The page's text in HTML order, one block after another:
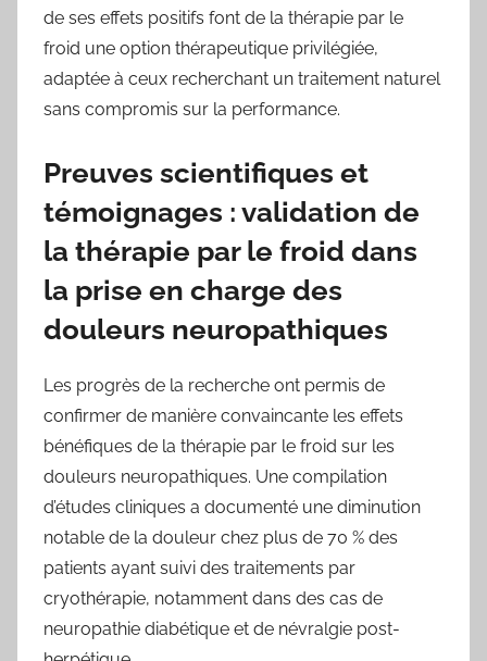
de ses effets positifs font de la thérapie par le
froid une option thérapeutique privilégiée,
adaptée à ceux recherchant un traitement naturel
sans compromis sur la performance.
Preuves scientifiques et
témoignages : validation de
la thérapie par le froid dans
la prise en charge des
douleurs neuropathiques
Les progrès de la recherche ont permis de
confirmer de manière convaincante les effets
bénéfiques de la thérapie par le froid sur les
douleurs neuropathiques. Une compilation
d’études cliniques a documenté une diminution
notable de la douleur chez plus de 70 % des
patients ayant suivi des traitements par
cryothérapie, notamment dans des cas de
neuropathie diabétique et de névralgie post-